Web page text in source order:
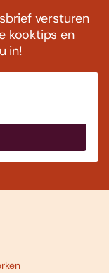
versturen
kooktips en
in!